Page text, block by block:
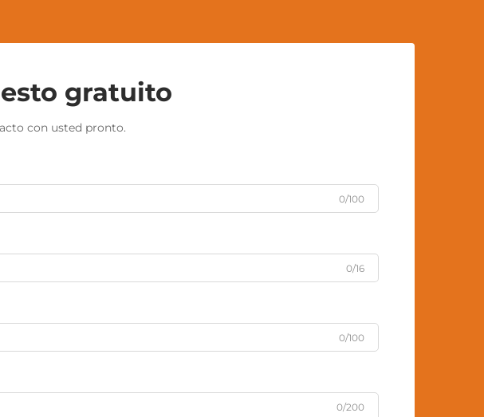
gratuito
con usted pronto.
0/100
0/16
0/100
0/200